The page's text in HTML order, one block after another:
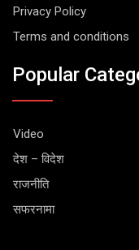
Privacy Policy
Terms and conditions
Popular
Video
देश – विदेश
राजनीति
सफरनामा